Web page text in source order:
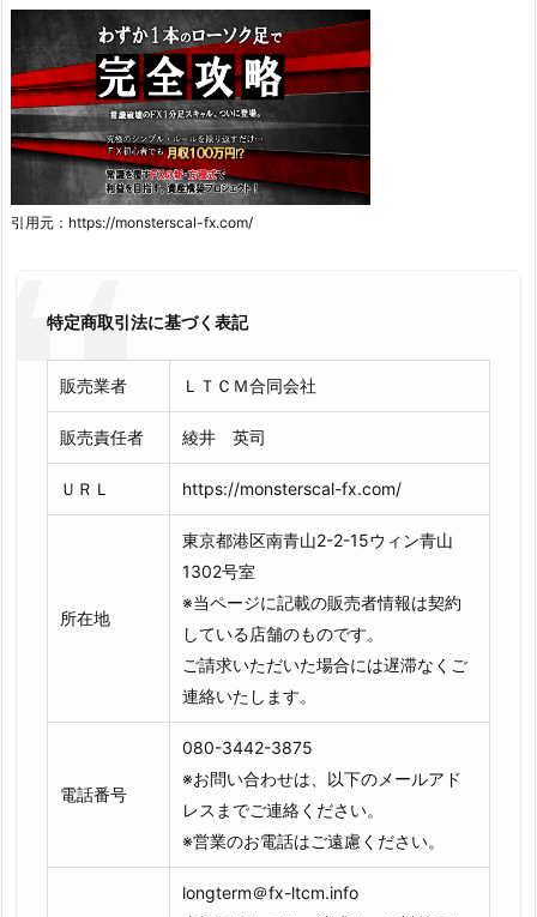
引用元：https://monsterscal-fx.com/
特定商取引法に基づく表記
販売業者 ＬＴＣＭ合同会社
販売責任者 綾井 英司
ＵＲＬ https://monsterscal-fx.com/
所在地
東京都港区南青山2-2-15ウィン青山
1302号室
※当ページに記載の販売者情報は契約
している店舗のものです。
ご請求いただいた場合には遅滞なくご
連絡いたします。
電話番号
080-3442-3875
※お問い合わせは、以下のメールアド
レスまでご連絡ください。
※営業のお電話はご遠慮ください。
longterm＠fx-ltcm.info